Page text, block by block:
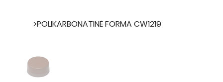
>POLIKARBONATINĖ FORMA CW1219